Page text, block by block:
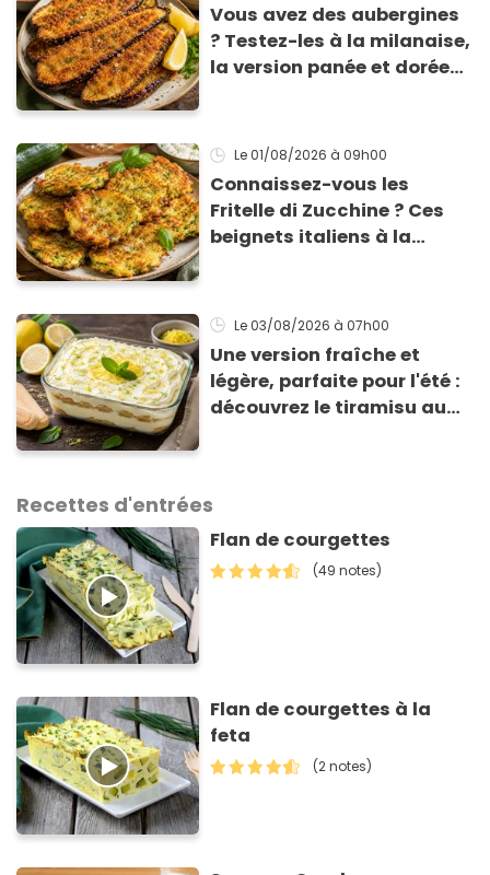
Vous avez des aubergines
? Testez-les à la milanaise,
la version panée et dorée
Le 01/08/2026 à 09h00
Connaissez-vous les
Fritelle di Zucchine ? Ces
beignets italiens à la
Le 03/08/2026 à 07h00
Une version fraîche et
légère, parfaite pour l'été :
découvrez le tiramisu au
Recettes d'entrées
Flan de courgettes
(49 notes)
Flan de courgettes à la
feta
(2 notes)